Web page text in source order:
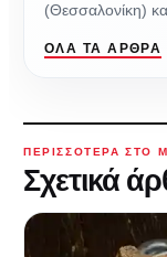
(Θεσσαλονίκη)
ΌΛΑ ΤΑ ΆΡΘΡΑ
ΠΕΡΙΣΣΌΤΕΡΑ ΣΤΟ
Σχετικά